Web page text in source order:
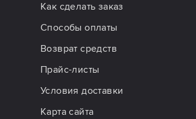
Как сделать заказ
Способы оплаты
Возврат средств
Прайс-листы
Условия доставки
Карта сайта